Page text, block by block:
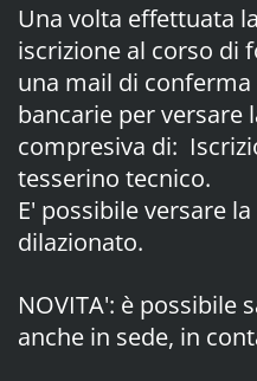
Una volta effettuata
iscrizione al corso di
una mail di
bancarie per versare
compresiva di:
tesserino tecnico.
E' possibile versare
dilazionato.
NOVITA': è possibile
anche in sede, in